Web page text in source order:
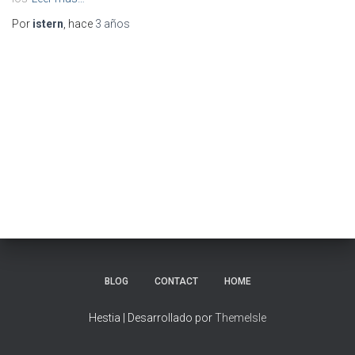
Por istern , hace 3 años
BLOG CONTACT HOME
Hestia | Desarrollado porThemeIsle